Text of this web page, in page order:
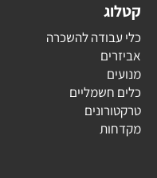
קטלוג
כלי עבודה להשכרה
אביזרים
מנועים
כלים חשמליים
טרקטורונים
מקדחות